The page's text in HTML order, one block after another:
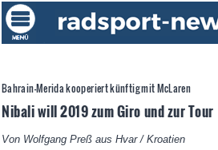
Bahrain-Merida kooperiert künftig mit McLaren
Nibali will 2019 zum Giro und zur Tour
Von Wolfgang Preß aus Hvar / Kroatien